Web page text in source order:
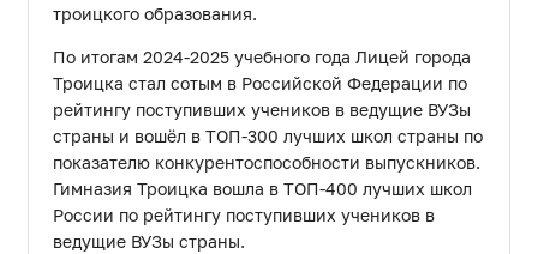
троицкого образования.
По итогам 2024-2025 учебного года Лицей города
Троицка стал сотым в Российской Федерации по
рейтингу поступивших учеников в ведущие ВУЗы
страны и вошёл в ТОП-300 лучших школ страны по
показателю конкурентоспособности выпускников.
Гимназия Троицка вошла в ТОП-400 лучших школ
России по рейтингу поступивших учеников в
ведущие ВУЗы страны.